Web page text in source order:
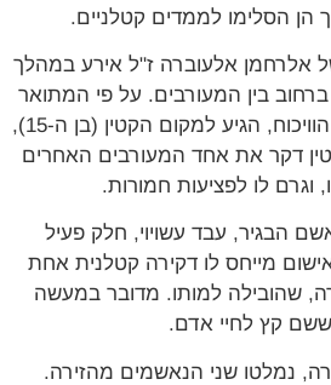
הסלימו לממדים קטלניים.
אלרחמן אלעוברה ז"ל אירע במהלך
בין המעורבים. על פי המתואר
בכתב האישום, במהלך הוויכוח, הגיע למקום הקטין (בן ה-15),
דקר את אחד המעורבים האחרים
וגרם לו לפציעות חמורות.
הבגיר, עבד עשויוי, חלק פעיל
מייחס לו דקירה קטלנית אחת
שהובילה למותו. מדובר במעשה
ששם קץ לחיי אדם.
נמלטו שני הנאשמים מהזירה.